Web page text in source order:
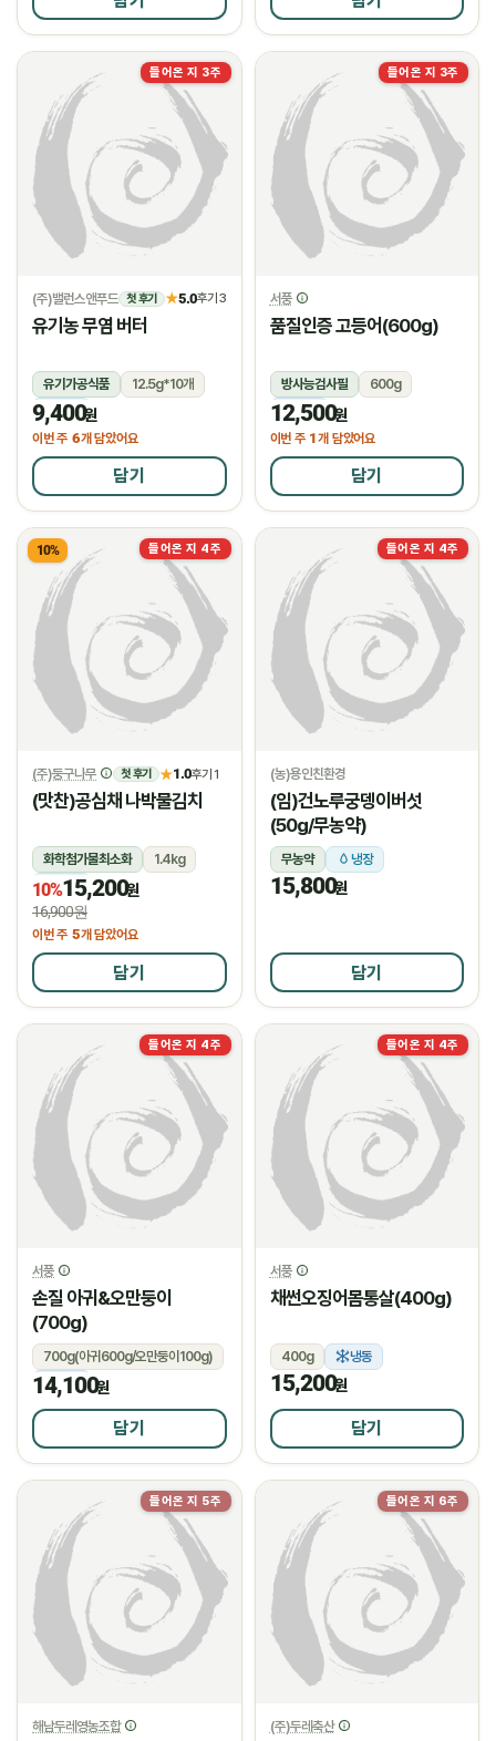
들어온 지 3주
(주)밸런스앤푸드 첫 후기 ★5.0후기 3
유기농 무염 버터
유기가공식품
12.5g*10개
냉장
9,400원
이번 주 6개 담았어요
담기
들어온 지 3주
서풍
품질인증 고등어(600g)
방사능검사필
600g
냉동
12,500원
이번 주 1개 담았어요
담기
들어온 지 4주
10%
(주)둥구나무 첫 후기 ★1.0후기 1
(맛찬)공심채 나박물김치
화학첨가물최소화
1.4kg
냉장
10%15,200원
16,900원
이번 주 5개 담았어요
담기
들어온 지 4주
(농)용인친환경
(임)건노루궁뎅이버섯
(50g/무농약)
무농약 냉장
15,800원
담기
들어온 지 4주
서풍
손질 아귀&오만둥이
(700g)
700g(아귀600g/오만둥이100g)
냉동
14,100원
담기
들어온 지 4주
서풍
채썬오징어몸통살(400g)
400g 냉동
15,200원
담기
들어온 지 5주
해남두레영농조합
들어온 지 6주
(주)두레축산